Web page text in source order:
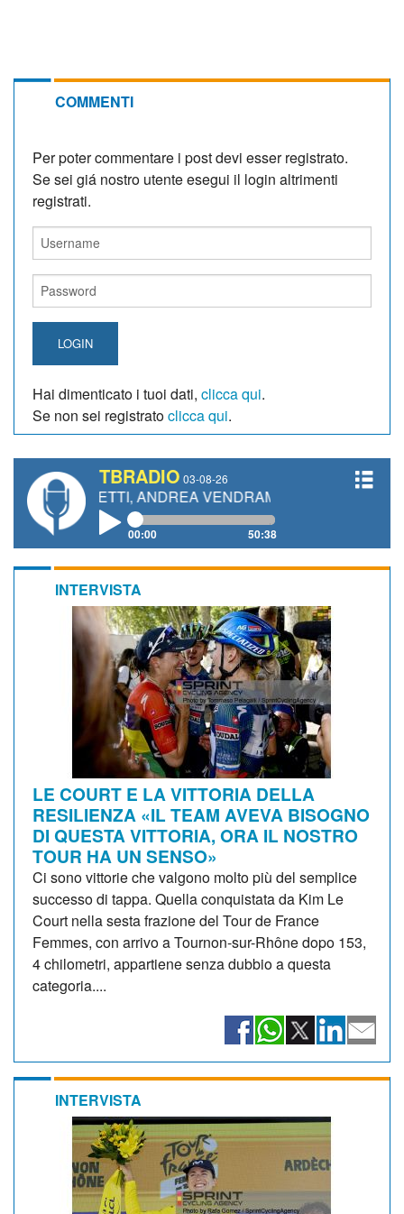
COMMENTI
Per poter commentare i post devi esser registrato.
Se sei giá nostro utente esegui il login altrimenti
registrati.
LOGIN
Hai dimenticato i tuoi dati, clicca qui.
Se non sei registratoclicca qui.
TBRADIO 03-08-26
ANDREA VENDRAME, FILIPPO FIORELLI
00:00 50:38
INTERVISTA
LE COURT E LA VITTORIA DELLA
RESILIENZA «IL TEAM AVEVA BISOGNO
DI QUESTA VITTORIA, ORA IL NOSTRO
TOUR HA UN SENSO»
Ci sono vittorie che valgono molto più del semplice
successo di tappa. Quella conquistata da Kim Le
Court nella sesta frazione del Tour de France
Femmes, con arrivo a Tournon-sur-Rhône dopo 153,
4 chilometri, appartiene senza dubbio a questa
categoria....
INTERVISTA